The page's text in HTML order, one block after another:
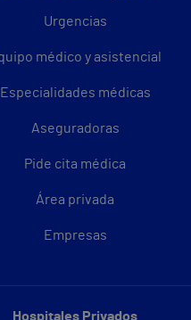
Urgencias
médico y asistencial
Especialidades médicas
Aseguradoras
Pide cita médica
Área privada
Empresas
Hospitales Privados